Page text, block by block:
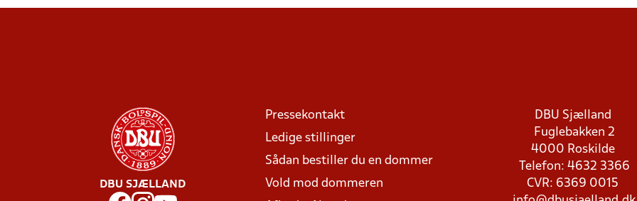
DBU SJÆLLAND
Pressekontakt
Ledige stillinger
Sådan bestiller du en dommer
Vold mod dommeren
DBU Sjælland
Fuglebakken 2
4000 Roskilde
Telefon: 4632 3366
CVR: 6369 0015